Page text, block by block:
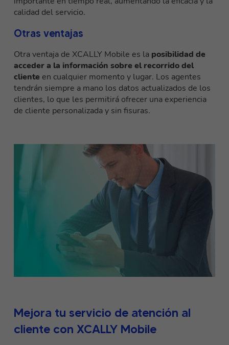
calidad del servicio.
Otras ventajas
Otra ventaja de XCALLY Mobile es la posibilidad de
acceder a la información sobre el recorrido del
cliente en cualquier momento y lugar. Los agentes
tendrán siempre a mano los datos actualizados de los
clientes, lo que les permitirá ofrecer una experiencia
de cliente personalizada y sin fisuras.
Mejora tu servicio de atención al
cliente con XCALLY Mobile